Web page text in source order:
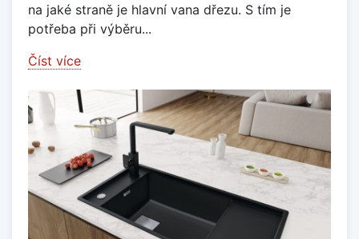
na jaké straně je hlavní vana dřezu. S tím je
potřeba při výběru...
Číst více